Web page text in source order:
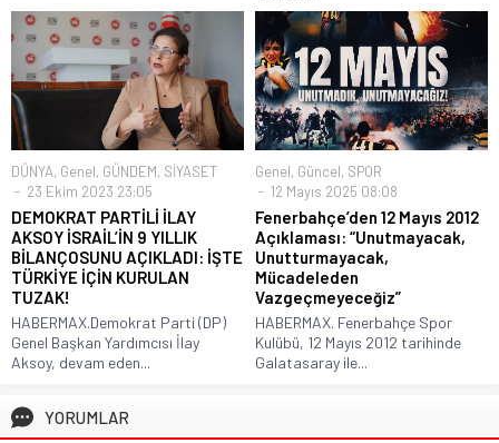
DÜNYA, Genel, GÜNDEM, SİYASET
23 Ekim 2023 23:05
DEMOKRAT PARTİLİ İLAY
AKSOY İSRAİL’İN 9 YILLIK
BİLANÇOSUNU AÇIKLADI: İŞTE
TÜRKİYE İÇİN KURULAN
TUZAK!
HABERMAX.Demokrat Parti (DP)
Genel Başkan Yardımcısı İlay
Aksoy, devam eden...
Genel, Güncel, SPOR
12 Mayıs 2025 08:08
Fenerbahçe’den 12 Mayıs 2012
Açıklaması: “Unutmayacak,
Unutturmayacak,
Mücadeleden
Vazgeçmeyeceğiz”
HABERMAX. Fenerbahçe Spor
Kulübü, 12 Mayıs 2012 tarihinde
Galatasaray ile...
YORUMLAR